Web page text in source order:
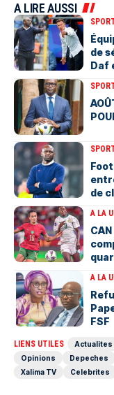
A LIRE AUSSI
de
Daf
de
A LA
A LA
FSF
LIENS UTILES Actualites
Opinions
Depeches
Xalima TV
Celebrites